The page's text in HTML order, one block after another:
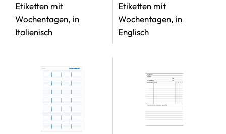
Etiketten mit
Wochentagen, in
Italienisch
Etiketten mit
Wochentagen, in
Englisch